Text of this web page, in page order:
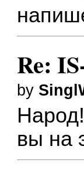
Re:
by
вы на